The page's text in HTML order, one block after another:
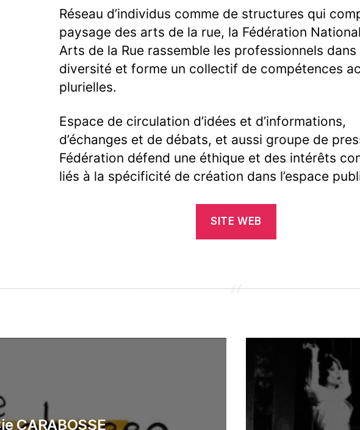
Réseau d’individus comme de structures qui
paysage des arts de la rue, la Fédération
Arts de la Rue rassemble les professionnels dans
diversité et forme un collectif de compétences
plurielles.
Espace de circulation d’idées et d’informations,
d’échanges et de débats, et aussi groupe de
Fédération défend une éthique et des intérêts
liés à la spécificité de création dans l’espace
SITE WEB
CARABOSSE